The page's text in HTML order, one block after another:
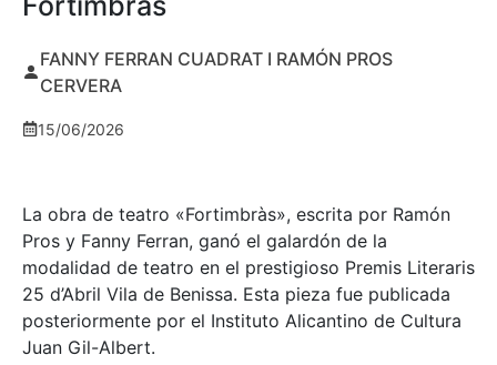
FANNY FERRAN CUADRAT I RAMÓN PROS
CERVERA
15/06/2026
La obra de teatro «Fortimbràs», escrita por Ramón
Pros y Fanny Ferran, ganó el galardón de la
modalidad de teatro en el prestigioso Premis Literaris
25 d’Abril Vila de Benissa. Esta pieza fue publicada
posteriormente por el Instituto Alicantino de Cultura
Juan Gil-Albert.